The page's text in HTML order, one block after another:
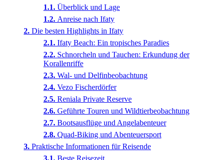
Überblick und Lage
Anreise nach Ifaty
Die besten Highlights in Ifaty
Ifaty Beach: Ein tropisches Paradies
Schnorcheln und Tauchen: Erkundung der
Korallenriffe
Wal- und Delfinbeobachtung
Vezo Fischerdörfer
Reniala Private Reserve
Geführte Touren und Wildtierbeobachtung
Bootsausflüge und Angelabenteuer
Quad-Biking und Abenteuersport
Praktische Informationen für Reisende
Beste Reisezeit